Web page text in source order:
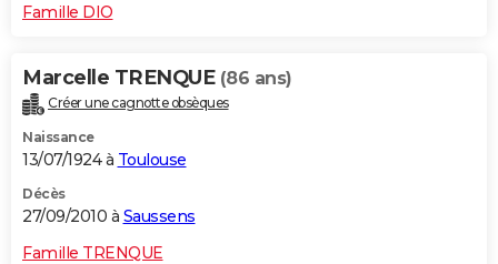
Famille DIO
Marcelle TRENQUE (86 ans)
Créer une cagnotte obsèques
Naissance
13/07/1924 à Toulouse
Décès
27/09/2010 à Saussens
Famille TRENQUE